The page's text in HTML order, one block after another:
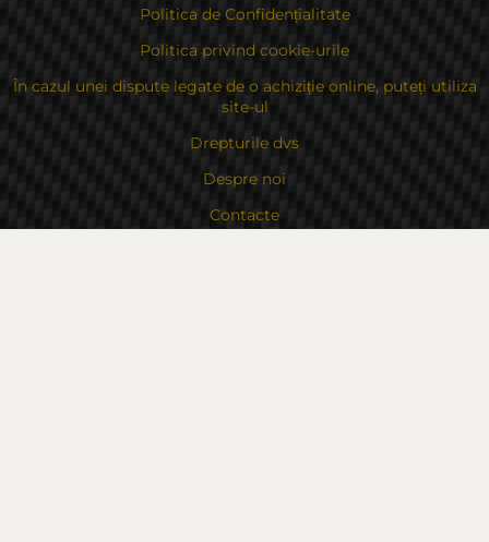
Politica de Confidențialitate
Politica privind cookie-urile
În cazul unei dispute legate de o achiziție online, puteți utiliza
site-ul
Drepturile dvs
Despre noi
Contacte